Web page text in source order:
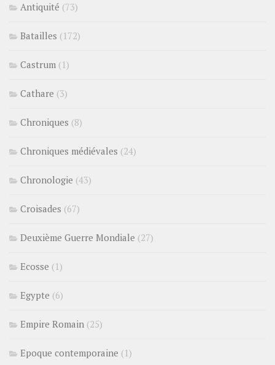
Antiquité (73)
Batailles (172)
Castrum (1)
Cathare (3)
Chroniques (8)
Chroniques médiévales (24)
Chronologie (43)
Croisades (67)
Deuxième Guerre Mondiale (27)
Ecosse (1)
Egypte (6)
Empire Romain (25)
Epoque contemporaine (1)